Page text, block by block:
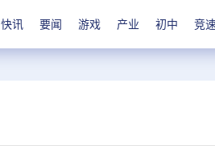
快讯 要闻 游戏 产业 初中 竞